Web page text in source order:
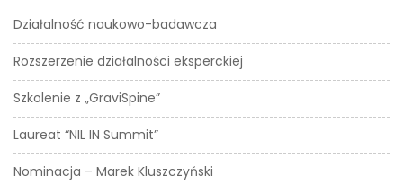
Działalność naukowo-badawcza
Rozszerzenie działalności eksperckiej
Szkolenie z „GraviSpine”
Laureat “NIL IN Summit”
Nominacja – Marek Kluszczyński